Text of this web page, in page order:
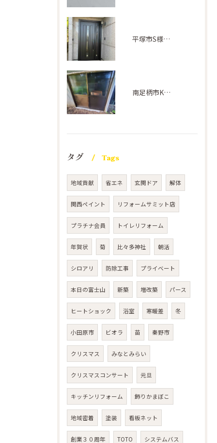
平塚市S様邸(ドアリフォーム)
南足柄市K様邸(サッシ交換工事)
タグ Tags
地域貢献 省エネ 玄関ドア 解体
関西ペイント リフォームサミット店
プラチナ会員 トイレリフォーム
年賀状 菊 比々多神社 朝活
シロアリ 防除工事 プライベート
本日の富士山 新築 増改築 パース
ヒートショック 浴室 寒暖差 冬
小田原市 ビオラ 苗 秦野市
クリスマス みなとみらい
クリスマスコンサート 元旦
キッチンリフォーム 飾りかまぼこ
地域密着 塗装 看板ネット
創業３０周年 TOTO システムバス